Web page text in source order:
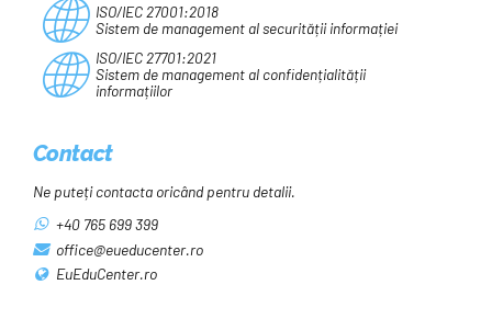
ISO/IEC 27001:2018
Sistem de management al securității informației
ISO/IEC 27701:2021
Sistem de management al confidențialității
informațiilor
Contact
Ne puteți contacta oricând pentru detalii.
+40 765 699 399
office@eueducenter.ro
EuEduCenter.ro